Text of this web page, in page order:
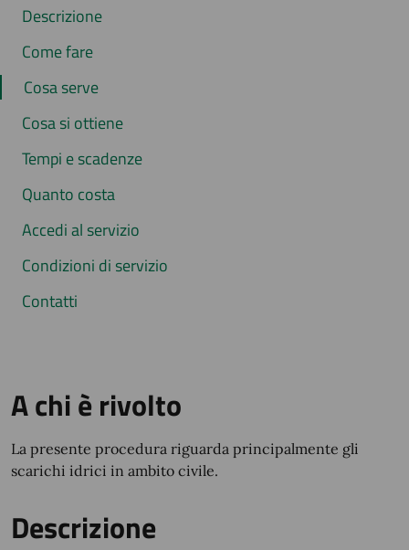
Descrizione
Come fare
Cosa serve
Cosa si ottiene
Tempi e scadenze
Quanto costa
Accedi al servizio
Condizioni di servizio
Contatti
A chi è rivolto
La presente procedura riguarda principalmente gli
scarichi idrici in ambito civile.
Descrizione